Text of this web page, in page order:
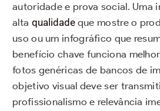
autoridade e prova social. Uma
alta qualidadeque mostre o
uso ou um infográfico que
benefício chave funciona
fotos genéricas de bancos de
objetivo visual deve ser
profissionalismo e relevância